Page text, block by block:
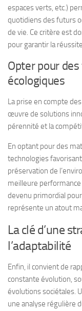
espaces verts, etc.)
quotidiens des futurs
de vie. Ce critère est
pour garantir la
Opter pour
écologiques
La prise en compte
œuvre de solutions
pérennité et la
En optant pour des
technologies
préservation de
meilleure
devenu primordial
représente un atout
La clé d’une
l’adaptabilité
Enfin, il convient de
constante évolution,
évolutions sociétales.
une analyse régulière